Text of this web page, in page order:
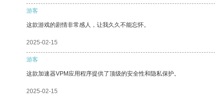
游客
这款游戏的剧情非常感人，让我久久不能忘怀。
2025-02-15
游客
这款加速器VPM应用程序提供了顶级的安全性和隐私保护。
2025-02-15